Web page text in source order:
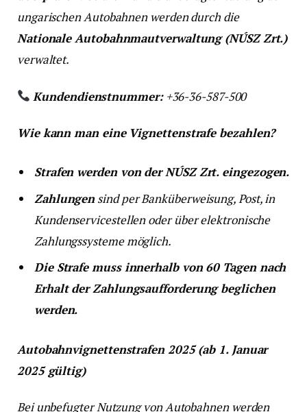
ungarischen Autobahnen werden durch die
Nationale Autobahnmautverwaltung (NÚSZ Zrt.)
verwaltet.
Kundendienstnummer:+36-36-587-500
Wie kann man eine Vignettenstrafe bezahlen?
Strafen werden von der NÚSZ Zrt. eingezogen.
Zahlungensind per Banküberweisung, Post, in
Kundenservicestellen oder über elektronische
Zahlungssysteme möglich.
Die Strafe muss innerhalb von 60 Tagen nach
Erhalt der Zahlungsaufforderung beglichen
werden.
Autobahnvignettenstrafen 2025 (ab 1. Januar
2025 gültig)
Bei unbefugter Nutzung von Autobahnen werden